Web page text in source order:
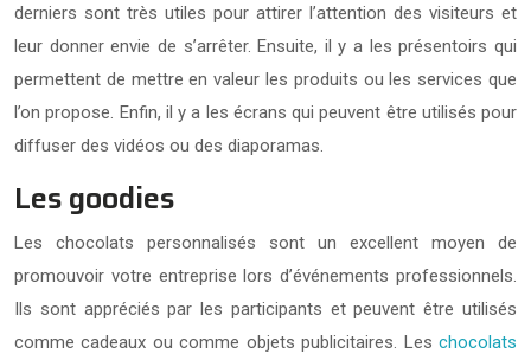
derniers sont très utiles pour attirer l’attention des visiteurs et
leur donner envie de s’arrêter. Ensuite, il y a les présentoirs qui
permettent de mettre en valeur les produits ou les services que
l’on propose. Enfin, il y a les écrans qui peuvent être utilisés pour
diffuser des vidéos ou des diaporamas.
Les goodies
Les chocolats personnalisés sont un excellent moyen de
promouvoir votre entreprise lors d’événements professionnels.
Ils sont appréciés par les participants et peuvent être utilisés
comme cadeaux ou comme objets publicitaires. Les chocolats